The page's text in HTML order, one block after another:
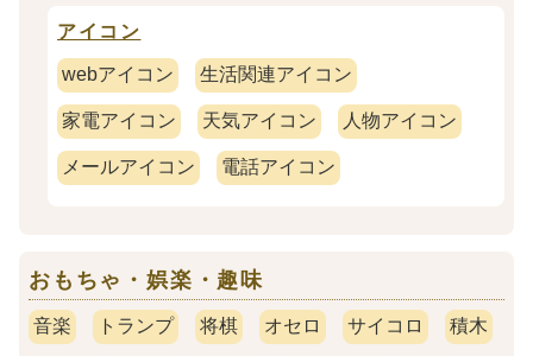
アイコン
webアイコン 生活関連アイコン
家電アイコン 天気アイコン 人物アイコン
メールアイコン 電話アイコン
おもちゃ・娯楽・趣味
音楽 トランプ 将棋 オセロ サイコロ 積木